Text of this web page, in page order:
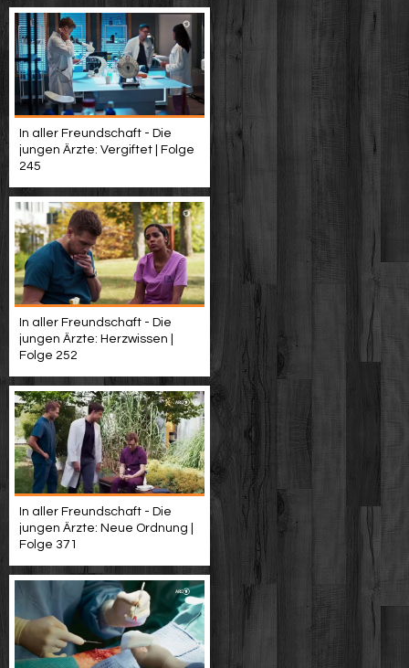
In aller Freundschaft - Die
jungen Ärzte: Vergiftet | Folge
245
In aller Freundschaft - Die
jungen Ärzte: Herzwissen |
Folge 252
In aller Freundschaft - Die
jungen Ärzte: Neue Ordnung |
Folge 371